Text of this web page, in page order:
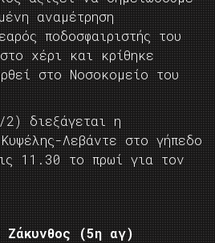
αναμέτρηση
ποδοσφαιριστής του
χέρι και κρίθηκε
στο Νοσοκομείο του
διεξάγεται η
Λεβάντε στο γήπεδο
11.30 το πρωί για τον
Ζάκυνθος (5η αγ)